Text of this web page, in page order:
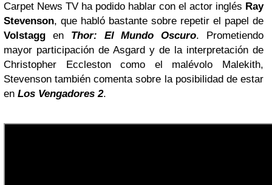
Carpet News TV ha podido hablar con el actor inglés Ray
Stevenson, que habló bastante sobre repetir el papel de
Volstagg en Thor: El Mundo Oscuro. Prometiendo
mayor participación de Asgard y de la interpretación de
Christopher Eccleston como el malévolo Malekith,
Stevenson también comenta sobre la posibilidad de estar
en Los Vengadores 2.